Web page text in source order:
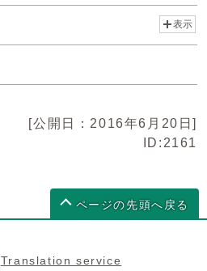
表示
[公開日：2016年6月20日]
ID:2161
ページの先頭へ戻る
Translation service